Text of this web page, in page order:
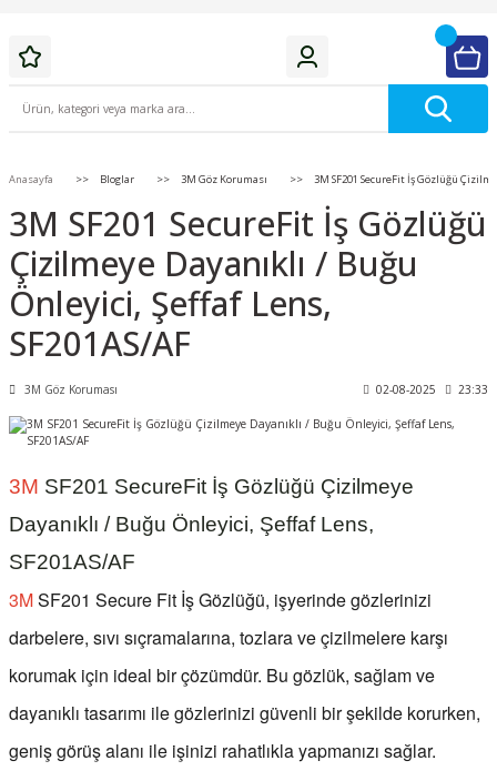
Anasayfa Bloglar 3M Göz Koruması 3M SF201 SecureFit İş Gözlüğü
3M SF201 SecureFit İş Gözlüğü
Çizilmeye Dayanıklı / Buğu
Önleyici, Şeffaf Lens,
SF201AS/AF
3M Göz Koruması 02-08-2025 23:33
3M SF201 SecureFit İş Gözlüğü Çizilmeye
Dayanıklı / Buğu Önleyici, Şeffaf Lens,
SF201AS/AF
3MSF201 Secure Fit İş Gözlüğü, işyerinde gözlerinizi
darbelere, sıvı sıçramalarına, tozlara ve çizilmelere karşı
korumak için ideal bir çözümdür. Bu gözlük, sağlam ve
dayanıklı tasarımı ile gözlerinizi güvenli bir şekilde korurken,
geniş görüş alanı ile işinizi rahatlıkla yapmanızı sağlar.